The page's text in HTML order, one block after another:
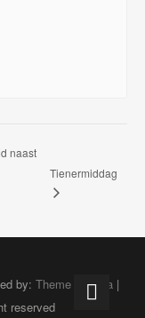
naast
Tienermiddag
by: Theme Freesia|
reserved